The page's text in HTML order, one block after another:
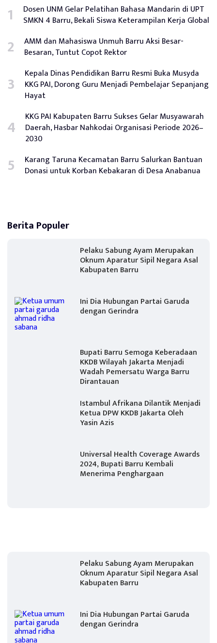
Dosen UNM Gelar Pelatihan Bahasa Mandarin di UPT
SMKN 4 Barru, Bekali Siswa Keterampilan Kerja Global
AMM dan Mahasiswa Unmuh Barru Aksi Besar-
Besaran, Tuntut Copot Rektor
Kepala Dinas Pendidikan Barru Resmi Buka Musyda
KKG PAI, Dorong Guru Menjadi Pembelajar Sepanjang
Hayat
KKG PAI Kabupaten Barru Sukses Gelar Musyawarah
Daerah, Hasbar Nahkodai Organisasi Periode 2026–
2030
Karang Taruna Kecamatan Barru Salurkan Bantuan
Donasi untuk Korban Kebakaran di Desa Anabanua
Berita Populer
Pelaku Sabung Ayam Merupakan
Oknum Aparatur Sipil Negara Asal
Kabupaten Barru
Ini Dia Hubungan Partai Garuda
dengan Gerindra
Bupati Barru Semoga Keberadaan
KKDB Wilayah Jakarta Menjadi
Wadah Pemersatu Warga Barru
Dirantauan
Istambul Afrikana Dilantik Menjadi
Ketua DPW KKDB Jakarta Oleh
Yasin Azis
Universal Health Coverage Awards
2024, Bupati Barru Kembali
Menerima Penghargaan
Pelaku Sabung Ayam Merupakan
Oknum Aparatur Sipil Negara Asal
Kabupaten Barru
Ini Dia Hubungan Partai Garuda
dengan Gerindra